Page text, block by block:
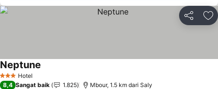
Bagikan
3 BintangHotel
Neptune
8,4 Sangat baik 1.825 Mbour, 1.5 km dari Saly